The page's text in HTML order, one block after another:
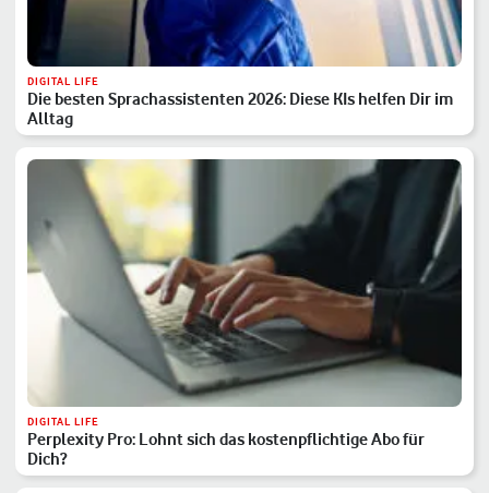
DIGITAL LIFE
Die besten Sprachassistenten 2026: Diese KIs helfen Dir im
Alltag
DIGITAL LIFE
Perplexity Pro: Lohnt sich das kostenpflichtige Abo für
Dich?